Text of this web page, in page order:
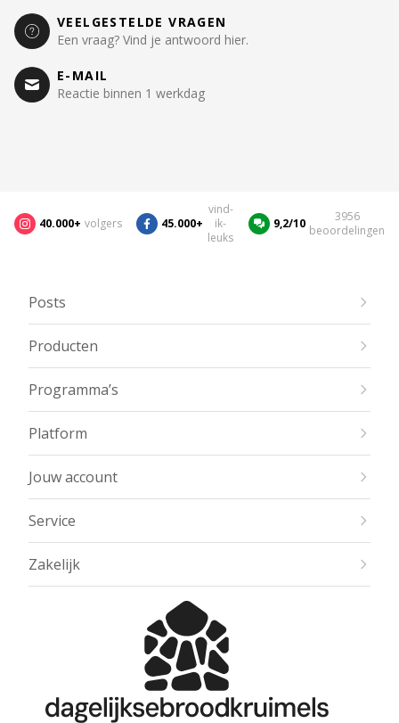
VEELGESTELDE VRAGEN
Een vraag? Vind je antwoord hier.
E-MAIL
Reactie binnen 1 werkdag
40.000+ volgers 45.000+
vind-
ik-
leuks
9,2/10
3956
beoordelingen
Posts
Producten
Programma’s
Platform
Jouw account
Service
Zakelijk